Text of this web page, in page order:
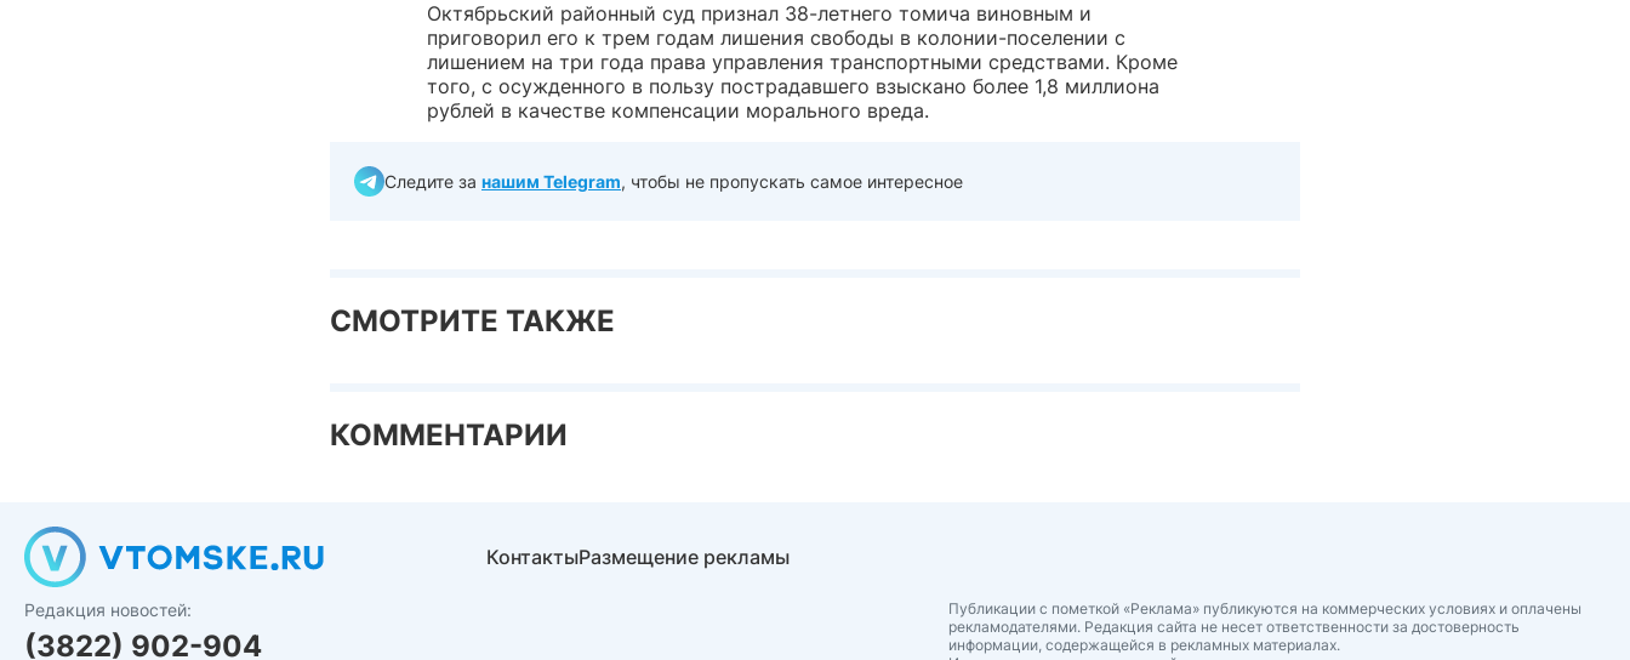
Октябрьский районный суд признал 38-летнего томича виновным и
приговорил его к трем годам лишения свободы в колонии-поселении с
лишением на три года права управления транспортными средствами. Кроме
того, с осужденного в пользу пострадавшего взыскано более 1,8 миллиона
рублей в качестве компенсации морального вреда.
Следите за нашим Telegram, чтобы не пропускать самое интересное
СМОТРИТЕ ТАКЖЕ
КОММЕНТАРИИ
Редакция новостей:
(3822) 902-904
КонтактыРазмещение рекламы
Публикации с пометкой «Реклама» публикуются на коммерческих условиях и оплачены
рекламодателями. Редакция сайта не несет ответственности за достоверность
информации, содержащейся в рекламных материалах.